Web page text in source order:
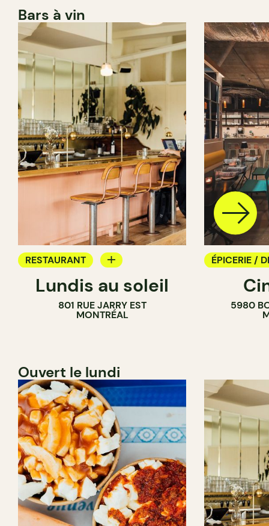
Bars à vin
RESTAURANT
BAR À VIN
Lundis au soleil
801 RUE JARRY EST
MONTRÉAL
ÉPICERIE /
COMPTOIR
CAVISTE
5980
Ouvert le lundi